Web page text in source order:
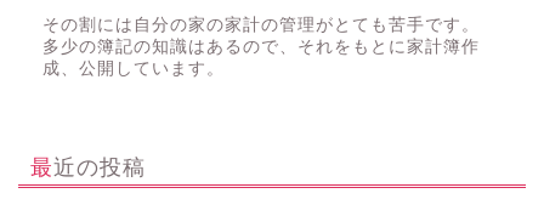
その割には自分の家の家計の管理がとても苦手です。
多少の簿記の知識はあるので、それをもとに家計簿作
成、公開しています。
最近の投稿